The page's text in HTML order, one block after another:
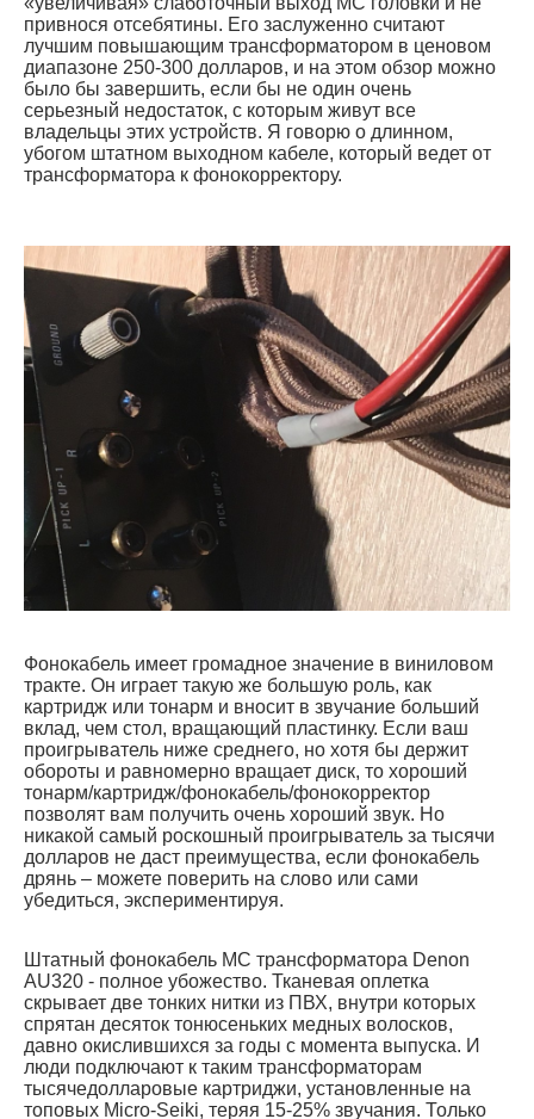
привнося отсебятины. Его заслуженно считают
лучшим повышающим трансформатором в ценовом
диапазоне 250-300 долларов, и на этом обзор можно
было бы завершить, если бы не один очень
серьезный недостаток, с которым живут все
владельцы этих устройств. Я говорю о длинном,
убогом штатном выходном кабеле, который ведет от
трансформатора к фонокорректору.
Фонокабель имеет громадное значение в виниловом
тракте. Он играет такую же большую роль, как
картридж или тонарм и вносит в звучание больший
вклад, чем стол, вращающий пластинку. Если ваш
проигрыватель ниже среднего, но хотя бы держит
обороты и равномерно вращает диск, то хороший
тонарм/картридж/фонокабель/фонокорректор
позволят вам получить очень хороший звук. Но
никакой самый роскошный проигрыватель за тысячи
долларов не даст преимущества, если фонокабель
дрянь – можете поверить на слово или сами
убедиться, экспериментируя.
Штатный фонокабель МС трансформатора Denon
AU320 - полное убожество. Тканевая оплетка
скрывает две тонких нитки из ПВХ, внутри которых
спрятан десяток тонюсеньких медных волосков,
давно окислившихся за годы с момента выпуска. И
люди подключают к таким трансформаторам
тысячедолларовые картриджи, установленные на
топовых Micro-Seiki, теряя 15-25% звучания. Только